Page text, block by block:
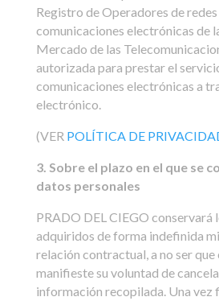
Registro de Operadores de
comunicaciones electrónicas de
Mercado de las
autorizada para prestar el
comunicaciones electrónicas a
electrónico.
(VER POLÍTICA DE
3. Sobre el plazo en el que se
datos personales
PRADO DEL CIEGO conservará
adquiridos de forma indefinida
relación contractual, a no ser que
manifieste su voluntad de
información recopilada. Una vez